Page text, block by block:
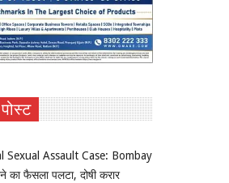
Sexual Assault Case: Bombay
का फैसला पलटा, दोषी करार